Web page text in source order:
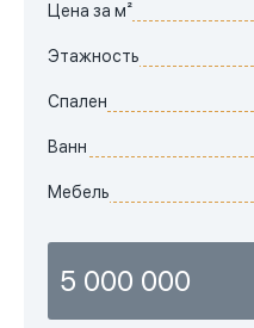
Цена за м²
Этажность
Спален
Ванн
Мебель
5 000 000